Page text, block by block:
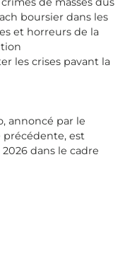
boursier dans les
et horreurs de la
les crises pavant la
annoncé par le
précédente, est
dans le cadre